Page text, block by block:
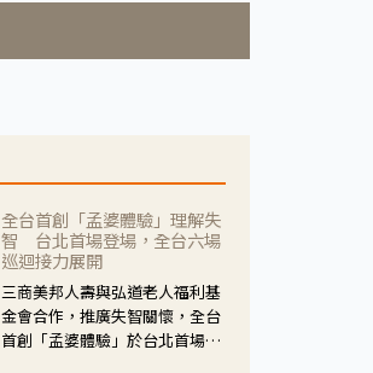
全台首創「孟婆體驗」理解失
智 台北首場登場，全台六場
巡迴接力展開
三商美邦人壽與弘道老人福利基
金會合作，推廣失智關懷，全台
首創「孟婆體驗」於台北首場實